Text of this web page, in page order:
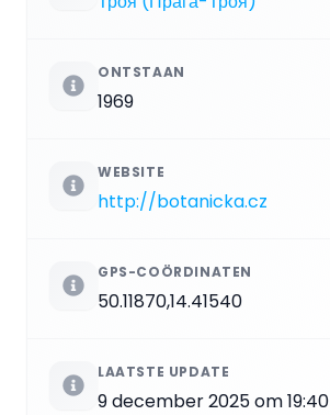
ONTSTAAN
1969
WEBSITE
http://botanicka.cz
GPS-COÖRDINATEN
50.11870,14.41540
LAATSTE UPDATE
9 december 2025 om 19:40